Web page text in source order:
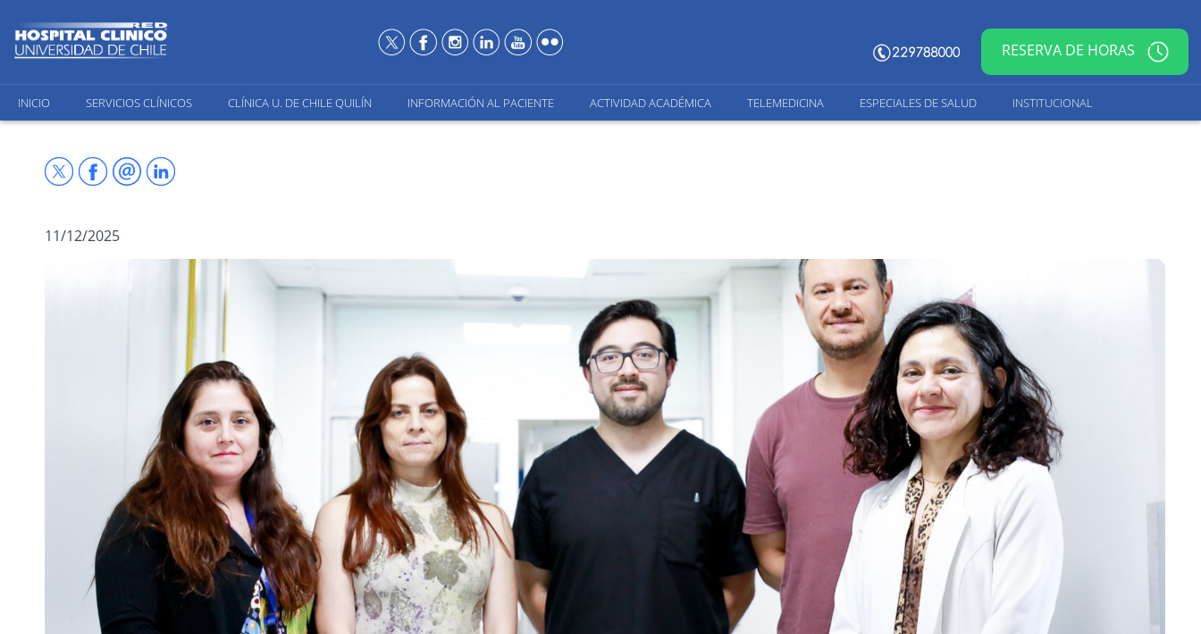
RESERVA DE HORAS
INICIO SERVICIOS CLÍNICOS CLÍNICA U. DE CHILE QUILÍN INFORMACIÓN AL PACIENTE ACTIVIDAD ACADÉMICA TELEMEDICINA ESPECIALES DE SALUD INSTITUCIONAL
11/12/2025